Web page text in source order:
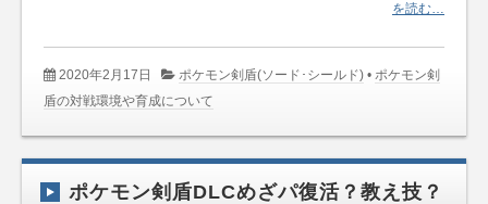
を読む…
2020年2月17日 ポケモン剣盾(ソード･シールド) • ポケモン剣
盾の対戦環境や育成について
ポケモン剣盾DLCめざパ復活？教え技？